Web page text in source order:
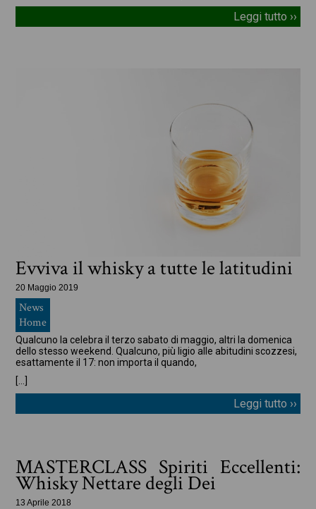
Leggi tutto ››
Evviva il whisky a tutte le latitudini
20 Maggio 2019
News
Home
Qualcuno la celebra il terzo sabato di maggio, altri la domenica
dello stesso weekend. Qualcuno, più ligio alle abitudini scozzesi,
esattamente il 17: non importa il quando,
[…]
Leggi tutto ››
MASTERCLASS Spiriti Eccellenti:
Whisky Nettare degli Dei
13 Aprile 2018